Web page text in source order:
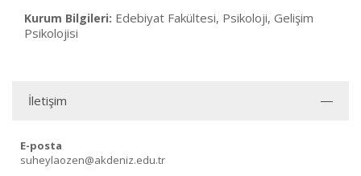
Kurum Bilgileri: Edebiyat Fakültesi, Psikoloji, Gelişim
Psikolojisi
İletişim
E-posta
suheylaozen@akdeniz.edu.tr